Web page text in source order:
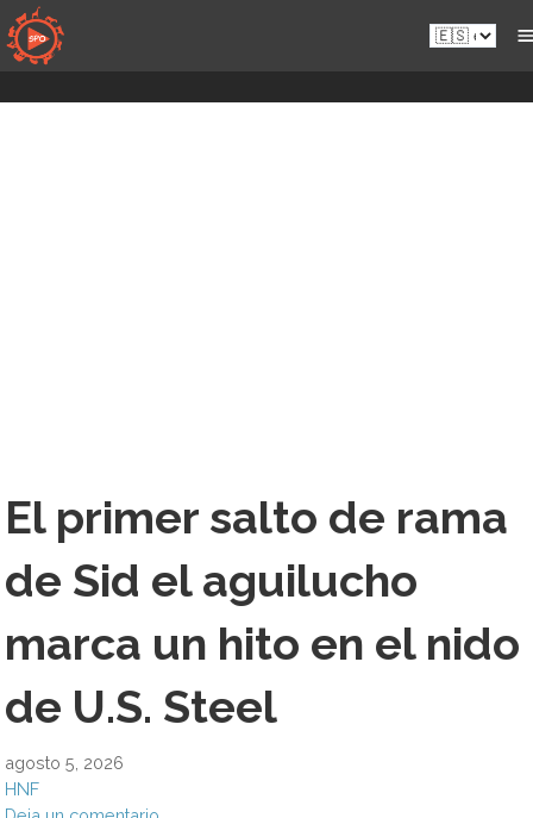
Saltar
al
contenido
Es.sportsmansparadiseonline.com
El primer salto de rama
de Sid el aguilucho
marca un hito en el nido
de U.S. Steel
agosto 5, 2026
HNF